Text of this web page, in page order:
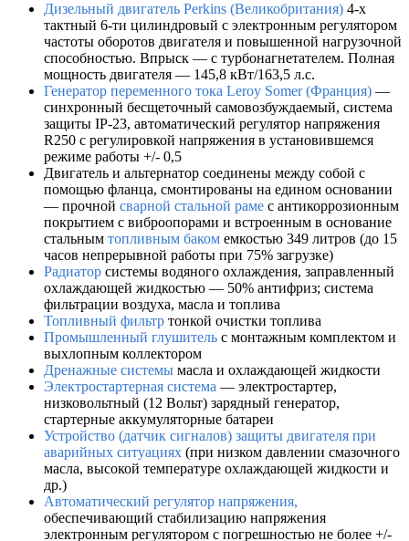
Дизельный двигатель Perkins (Великобритания) 4-х
тактный 6-ти цилиндровый с электронным регулятором
частоты оборотов двигателя и повышенной нагрузочной
способностью. Впрыск — c турбонагнетателем. Полная
мощность двигателя — 145,8 кВт/163,5 л.с.
Генератор переменного тока Leroy Somer (Франция) —
синхронный бесщеточный самовозбуждаемый, система
защиты IP-23, автоматический регулятор напряжения
R250 с регулировкой напряжения в установившемся
режиме работы +/- 0,5
Двигатель и альтернатор соединены между собой с
помощью фланца, смонтированы на едином основании
— прочной сварной стальной раме с антикоррозионным
покрытием с виброопорами и встроенным в основание
стальным топливным баком емкостью 349 литров (до 15
часов непрерывной работы при 75% загрузке)
Радиатор системы водяного охлаждения, заправленный
охлаждающей жидкостью — 50% антифриз; система
фильтрации воздуха, масла и топлива
Топливный фильтр тонкой очистки топлива
Промышленный глушитель с монтажным комплектом и
выхлопным коллектором
Дренажные системы масла и охлаждающей жидкости
Электростартерная система — электростартер,
низковольтный (12 Вольт) зарядный генератор,
стартерные аккумуляторные батареи
Устройство (датчик сигналов) защиты двигателя при
аварийных ситуациях (при низком давлении смазочного
масла, высокой температуре охлаждающей жидкости и
др.)
Автоматический регулятор напряжения,
обеспечивающий стабилизацию напряжения
электронным регулятором с погрешностью не более +/-